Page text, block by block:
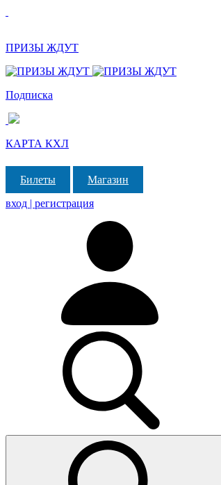
ПРИЗЫ ЖДУТ
Подписка
КАРТА КХЛ
Билеты
Магазин
вход | регистрация